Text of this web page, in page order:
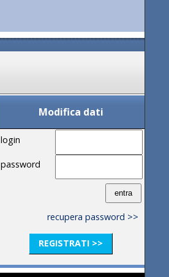
Modifica dati
login
password
recupera password >>
REGISTRATI >>